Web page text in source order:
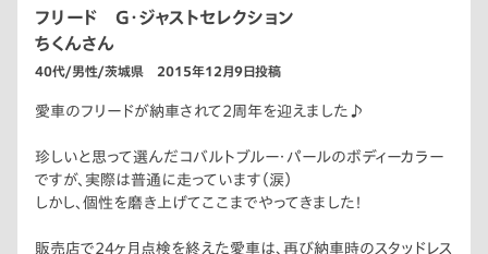
フリード G・ジャストセレクション
ちくんさん
40代/男性/茨城県 2015年12月9日投稿
愛車のフリードが納車されて2周年を迎えました♪
珍しいと思って選んだコバルトブルー・パールのボディーカラー
ですが、実際は普通に走っています（涙）
しかし、個性を磨き上げてここまでやってきました！
販売店で24ヶ月点検を終えた愛車は、再び納車時のスタッドレス